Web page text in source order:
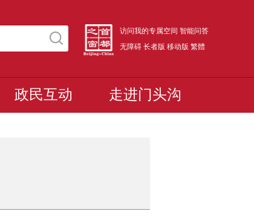
访问我的专属空间 智能问答
无障碍 长者版 移动版 繁體
政民互动 走进门头沟